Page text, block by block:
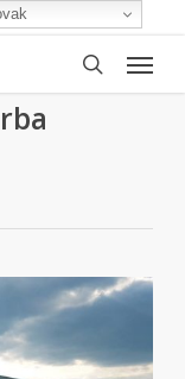
search
Menu